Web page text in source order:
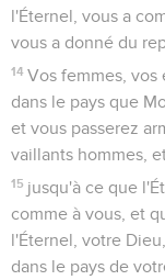
l'Éternel, vous a
vous a donné du
14 Vos femmes, vos
dans le pays que
et vous passerez
vaillants hommes,
15 jusqu'à ce que
comme à vous, et
l'Éternel, votre
dans le pays de